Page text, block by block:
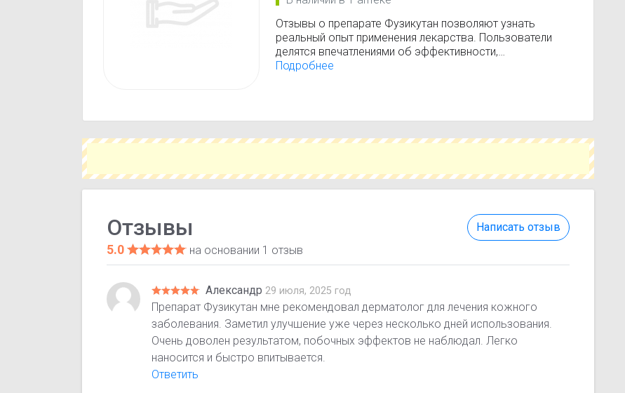
Отзывы о препарате Фузикутан позволяют узнать
реальный опыт применения лекарства. Пользователи
делятся впечатлениями об эффективности,
переносимости и результатах лечения. Помните, что
Подробнее
Написать отзыв
Отзывы
5.0 на основании 1 отзыв
Александр 29 июля, 2025 год
Препарат Фузикутан мне рекомендовал дерматолог для лечения кожного
заболевания. Заметил улучшение уже через несколько дней использования.
Очень доволен результатом, побочных эффектов не наблюдал. Легко
наносится и быстро впитывается.
Ответить